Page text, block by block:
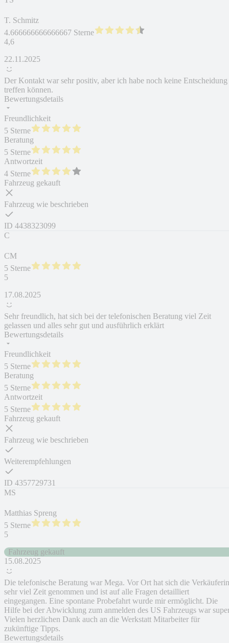
T. Schmitz
4.666666666666667 Sterne
4,6
22.11.2025
Der Kontakt war sehr positiv, aber ich habe noch keine Entscheidung
treffen können.
Bewertungsdetails
Freundlichkeit
5 Sterne
Beratung
5 Sterne
Antwortzeit
4 Sterne
Fahrzeug gekauft
Fahrzeug wie beschrieben
ID 4438323099
C
CM
5 Sterne
5
17.08.2025
Sehr freundlich, hat sich bei der telefonischen Beratung viel Zeit
gelassen und alles sehr gut und ausführlich erklärt
Bewertungsdetails
Freundlichkeit
5 Sterne
Beratung
5 Sterne
Antwortzeit
5 Sterne
Fahrzeug gekauft
Fahrzeug wie beschrieben
Weiterempfehlungen
ID 4357729731
MS
Matthias Spreng
5 Sterne
5
Fahrzeug gekauft
15.08.2025
Die telefonische Beratung war Mega. Vor Ort hat sich die Verkäuferin
sehr viel Zeit genommen und ist auf alle Fragen detailliert
eingegangen. Eine spontane Probefahrt wurde mir ermöglicht. Die
Hilfe bei der Abwicklung zum anmelden des US Fahrzeugs war
Vielen herzlichen Dank auch an die Werkstatt Mitarbeiter für
zukünftige Tipps.
Bewertungsdetails